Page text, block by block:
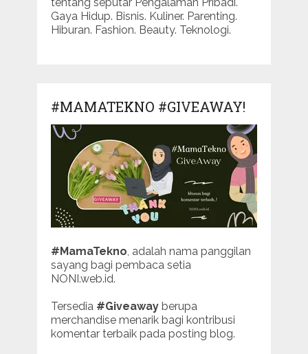
Gaya Hidup. Bisnis. Kuliner. Parenting.
Hiburan. Fashion. Beauty. Teknologi.
#MAMATEKNO #GIVEAWAY!
#MamaTekno, adalah nama panggilan
sayang bagi pembaca setia
NONI.web.id.
Tersedia #Giveawayberupa
merchandise menarik bagi kontribusi
komentar terbaik pada posting blog.